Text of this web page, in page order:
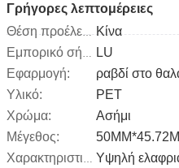
Γρήγορες λεπτομέρειες
Θέση προέλευσης: Κίνα
Εμπορικό σήμα:
LU
Εφαρμογή:
Υλικό:
PET
Χρώμα:
Ασήμι
Μέγεθος:
50MM*45.72M
Χαρακτηριστικό γνώρισμα: